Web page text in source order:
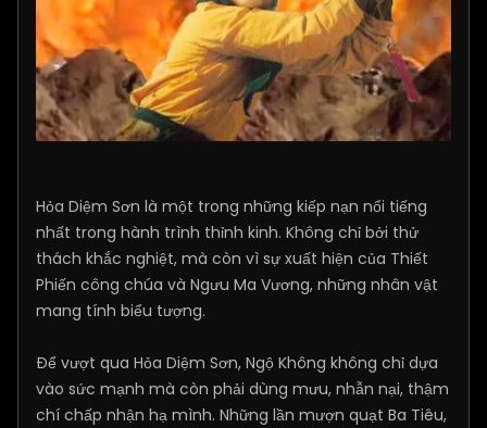
Hỏa Diệm Sơn là một trong những kiếp nạn nổi tiếng
nhất trong hành trình thỉnh kinh. Không chỉ bởi thử
thách khắc nghiệt, mà còn vì sự xuất hiện của Thiết
Phiến công chúa và Ngưu Ma Vương, những nhân vật
mang tính biểu tượng.
Để vượt qua Hỏa Diệm Sơn, Ngộ Không không chỉ dựa
vào sức mạnh mà còn phải dùng mưu, nhẫn nại, thậm
chí chấp nhận hạ mình. Những lần mượn quạt Ba Tiêu,